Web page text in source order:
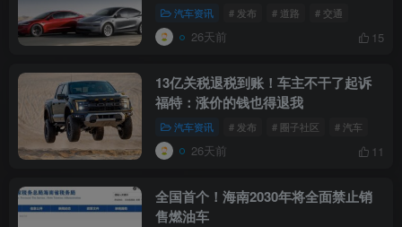
汽车资讯 # 发布 # 道路 # 交通
26天前 15
13亿关税退税到账！车主不干了起诉
福特：涨价的钱也得退我
汽车资讯 # 发布 # 圈子社区 # 汽车
26天前 11
全国首个！海南2030年将全面禁止销
售燃油车